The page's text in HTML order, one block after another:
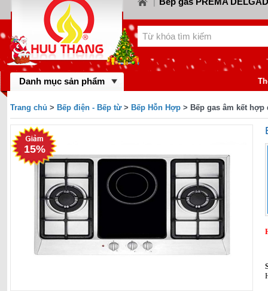
LORCA | Bếp gas CANZY |
KIWA | Bếp gas FABER
BINOVA Bếp gas MASTER
Bếp gas
BAUMATIC
BLUESTAR | Bếp gas
Danh mục sản phẩm
Trang chủ > Bếp điện - Bếp từ> Bếp Hỗn Hợp > Bếp gas âm kết hợp
15%